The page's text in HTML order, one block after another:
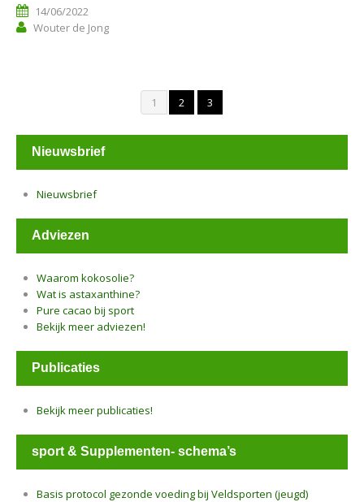
14/06/2022
Wouter de Jong
1 2 3
Nieuwsbrief
Nieuwsbrief
Adviezen
Waarom kokosolie?
Wat is astaxanthine?
Pure cacao bij sport
Bekijk meer adviezen!
Publicaties
Bekijk meer publicaties!
sport & Supplementen- schema’s
Basis protocol gezonde voeding bij Veldsporten (jeugd)